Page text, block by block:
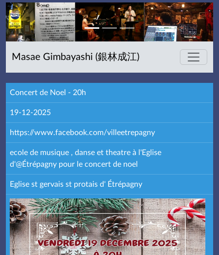
Masae Gimbayashi (銀林成江)
Concert de Noel - 20h
19-12-2025
https://www.facebook.com/villeetrepagny
ecole de musique , danse et theatre à l'Eglise
d'@Étrépagny pour le concert de noel
Eglise st gervais st protais d' Étrépagny